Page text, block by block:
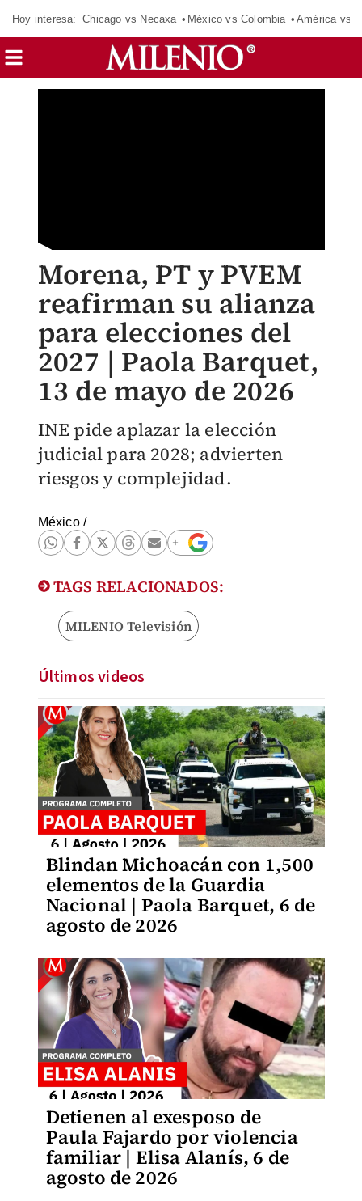
Hoy interesa: Chicago vs Necaxa México vs Colombia América vs
Morena, PT y PVEM
reafirman su alianza
para elecciones del
2027 | Paola Barquet,
13 de mayo de 2026
INE pide aplazar la elección
judicial para 2028; advierten
riesgos y complejidad.
México/
TAGS RELACIONADOS:
MILENIO Televisión
Últimos videos
Blindan Michoacán con 1,500
elementos de la Guardia
Nacional | Paola Barquet, 6 de
agosto de 2026
Detienen al exesposo de
Paula Fajardo por violencia
familiar | Elisa Alanís, 6 de
agosto de 2026